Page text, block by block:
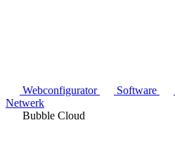
Webconfigurator Software
Netwerk
Bubble Cloud